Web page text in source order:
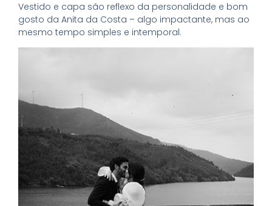
Vestido e capa são reflexo da personalidade e bom
gosto da Anita da Costa – algo impactante, mas ao
mesmo tempo simples e intemporal.